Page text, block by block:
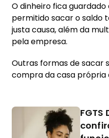
O dinheiro fica guardado
permitido sacar o saldo
justa causa, além da
pela empresa.
Outras formas de sacar
compra da casa própria
FGTS